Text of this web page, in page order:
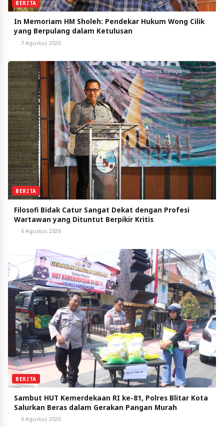
BERITA
In Memoriam HM Sholeh: Pendekar Hukum Wong Cilik
yang Berpulang dalam Ketulusan
7 Agustus 2026
BERITA
Filosofi Bidak Catur Sangat Dekat dengan Profesi
Wartawan yang Dituntut Berpikir Kritis
6 Agustus 2026
BERITA
Sambut HUT Kemerdekaan RI ke-81, Polres Blitar Kota
Salurkan Beras dalam Gerakan Pangan Murah
6 Agustus 2026